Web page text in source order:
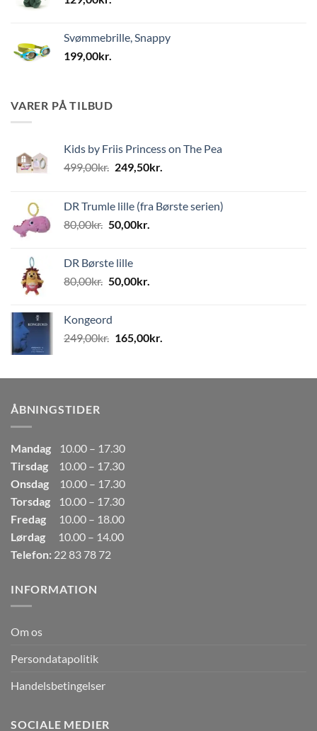
Svømmebrille, Snappy
199,00kr.
VARER PÅ TILBUD
Kids by Friis Princess on The Pea
499,00kr. Den
var:
499,00kr..
249,50kr.
er:
DR Trumle lille (fra Børste serien)
80,00kr. Den
var:
80,00kr..
50,00kr.
50,00kr..
DR Børste lille
80,00kr. Den
var:
80,00kr..
50,00kr.
50,00kr..
Kongeord
249,00kr. Den
var:
165,00kr.
er:
ÅBNINGSTIDER
Mandag
10.00 – 17.30
Tirsdag
10.00 – 17.30
Onsdag
10.00 – 17.30
Torsdag
10.00 – 17.30
Fredag
10.00 – 18.00
Lørdag
10.00 – 14.00
Telefon: 22 83 78 72
INFORMATION
Om os
Persondatapolitik
Handelsbetingelser
SOCIALE MEDIER